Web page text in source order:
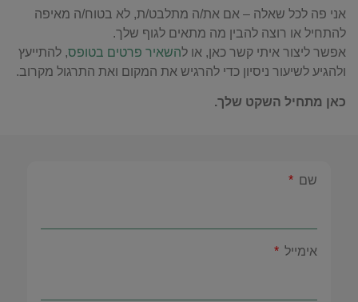
אני פה לכל שאלה – אם את/ה מתלבט/ת, לא בטוח/ה מאיפה
להתחיל או רוצה להבין מה מתאים לגוף שלך.
אפשר ליצור איתי קשר כאן, או להשאיר פרטים בטופס, להתייעץ
ולהגיע לשיעור ניסיון כדי להרגיש את המקום ואת התרגול מקרוב.
כאן מתחיל השקט שלך.
שם
אימייל